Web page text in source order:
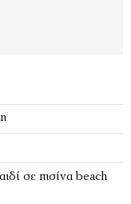
σε πισίνα beach